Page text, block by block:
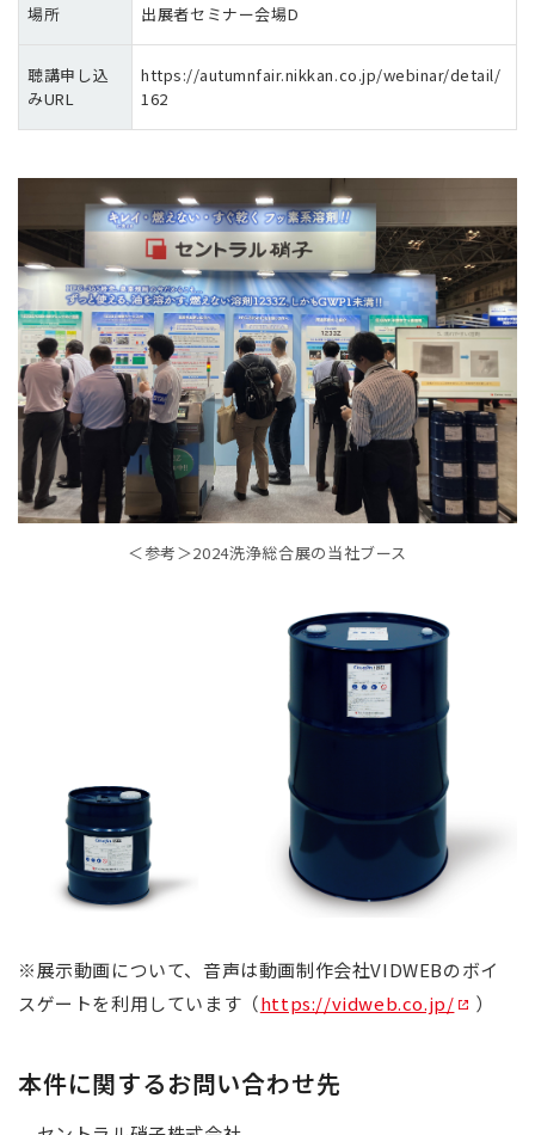
場所 出展者セミナー会場D
聴講申し込
みURL
https://autumnfair.nikkan.co.jp/webinar/detail/
162
＜参考＞2024洗浄総合展の当社ブース
※展示動画について、音声は動画制作会社VIDWEBのボイ
スゲートを利用しています（https://vidweb.co.jp/ ）
本件に関するお問い合わせ先